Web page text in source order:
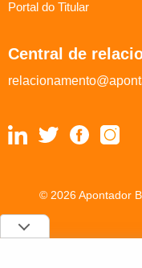
Portal do Titular
Central de
© 2026 Apontador